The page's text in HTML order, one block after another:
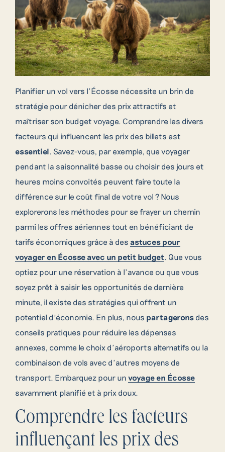
Planifier un vol vers l’Écosse nécessite un brin de
stratégie pour dénicher des prix attractifs et
maîtriser son budget voyage. Comprendre les divers
facteurs qui influencent les prix des billets est
essentiel . Savez-vous, par exemple, que voyager
pendant la saisonnalité basse ou choisir des jours et
heures moins convoités peuvent faire toute la
différence sur le coût final de votre vol ? Nous
explorerons les méthodes pour se frayer un chemin
parmi les offres aériennes tout en bénéficiant de
tarifs économiques grâce à des astuces pour
voyager en Écosse avec un petit budget . Que vous
optiez pour une réservation à l’avance ou que vous
soyez prêt à saisir les opportunités de dernière
minute, il existe des stratégies qui offrent un
potentiel d’économie. En plus, nous partagerons des
conseils pratiques pour réduire les dépenses
annexes, comme le choix d’aéroports alternatifs ou la
combinaison de vols avec d’autres moyens de
transport. Embarquez pour un voyage en Écosse
savamment planifié et à prix doux.
Comprendre les facteurs
influençant les prix des